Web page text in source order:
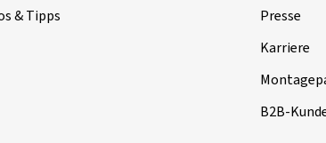
& Tipps
Presse
Karriere
B2B-